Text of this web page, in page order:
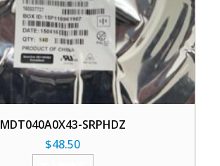
MDT040A0X43-SRPHDZ
$48.50